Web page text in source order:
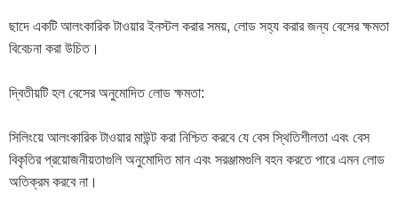
ছাদে একটি আলংকারিক টাওয়ার ইনস্টল করার সময়, লোড সহ্য করার জন্য বেসের ক্ষমতা
বিবেচনা করা উচিত।
দ্বিতীয়টি হল বেসের অনুমোদিত লোড ক্ষমতা:
সিলিংয়ে আলংকারিক টাওয়ার মাউন্ট করা নিশ্চিত করবে যে বেস স্থিতিশীলতা এবং বেস
বিকৃতির প্রয়োজনীয়তাগুলি অনুমোদিত মান এবং সরঞ্জামগুলি বহন করতে পারে এমন লোড
অতিক্রম করবে না।